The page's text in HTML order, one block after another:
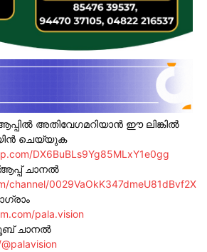
അതിവേഗമറിയാൻ ഈ ലിങ്കിൽ
ചെയ്യുക
DX6BuBLs9Yg85MLxY1e0gg
ചാനൽ
channel/0029VaOkK347dmeU81dBvf2X
pala.vision
ചാനൽ